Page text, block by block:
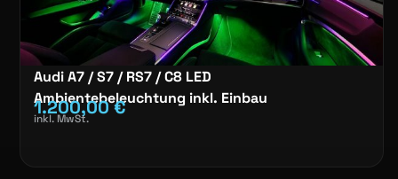
Audi A7 / S7 / RS7 / C8 LED
Ambientebeleuchtung inkl. Einbau
1.200,00€
inkl. MwSt.